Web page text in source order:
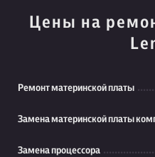
Цены на
Ремонт материнской платы
Замена материнской платы
Замена процессора